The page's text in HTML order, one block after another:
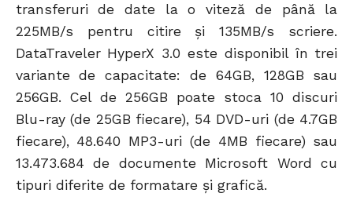
transferuri de date la o viteză de până la
225MB/s pentru citire şi 135MB/s scriere.
DataTraveler HyperX 3.0 este disponibil în trei
variante de capacitate: de 64GB, 128GB sau
256GB. Cel de 256GB poate stoca 10 discuri
Blu-ray (de 25GB fiecare), 54 DVD-uri (de 4.7GB
fiecare), 48.640 MP3-uri (de 4MB fiecare) sau
13.473.684 de documente Microsoft Word cu
tipuri diferite de formatare şi grafică.